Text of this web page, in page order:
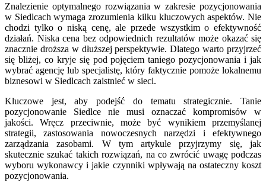
Znalezienie optymalnego rozwiązania w zakresie pozycjonowania
w Siedlcach wymaga zrozumienia kilku kluczowych aspektów. Nie
chodzi tylko o niską cenę, ale przede wszystkim o efektywność
działań. Niska cena bez odpowiednich rezultatów może okazać się
znacznie droższa w dłuższej perspektywie. Dlatego warto przyjrzeć
się bliżej, co kryje się pod pojęciem taniego pozycjonowania i jak
wybrać agencję lub specjalistę, który faktycznie pomoże lokalnemu
biznesowi w Siedlcach zaistnieć w sieci.
Kluczowe jest, aby podejść do tematu strategicznie. Tanie
pozycjonowanie Siedlce nie musi oznaczać kompromisów w
jakości. Wręcz przeciwnie, może być wynikiem przemyślanej
strategii, zastosowania nowoczesnych narzędzi i efektywnego
zarządzania zasobami. W tym artykule przyjrzymy się, jak
skutecznie szukać takich rozwiązań, na co zwrócić uwagę podczas
wyboru wykonawcy i jakie czynniki wpływają na ostateczny koszt
pozycjonowania.